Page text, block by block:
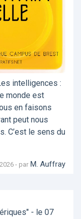
intelligences :
monde est
en faisons
peut nous
C’est le sens du
- par M. Auffray
- le 07